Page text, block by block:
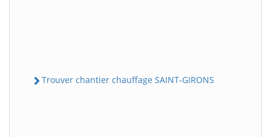
Trouver chantier chauffage SAINT-GIRONS